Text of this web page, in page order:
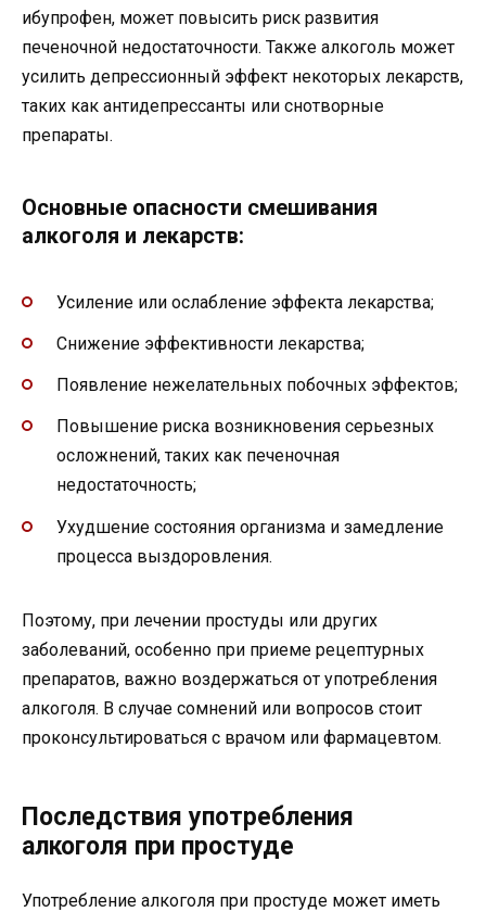
ибупрофен, может повысить риск развития
печеночной недостаточности. Также алкоголь может
усилить депрессионный эффект некоторых лекарств,
таких как антидепрессанты или снотворные
препараты.
Основные опасности смешивания
алкоголя и лекарств:
Усиление или ослабление эффекта лекарства;
Снижение эффективности лекарства;
Появление нежелательных побочных эффектов;
Повышение риска возникновения серьезных
осложнений, таких как печеночная
недостаточность;
Ухудшение состояния организма и замедление
процесса выздоровления.
Поэтому, при лечении простуды или других
заболеваний, особенно при приеме рецептурных
препаратов, важно воздержаться от употребления
алкоголя. В случае сомнений или вопросов стоит
проконсультироваться с врачом или фармацевтом.
Последствия употребления
алкоголя при простуде
Употребление алкоголя при простуде может иметь